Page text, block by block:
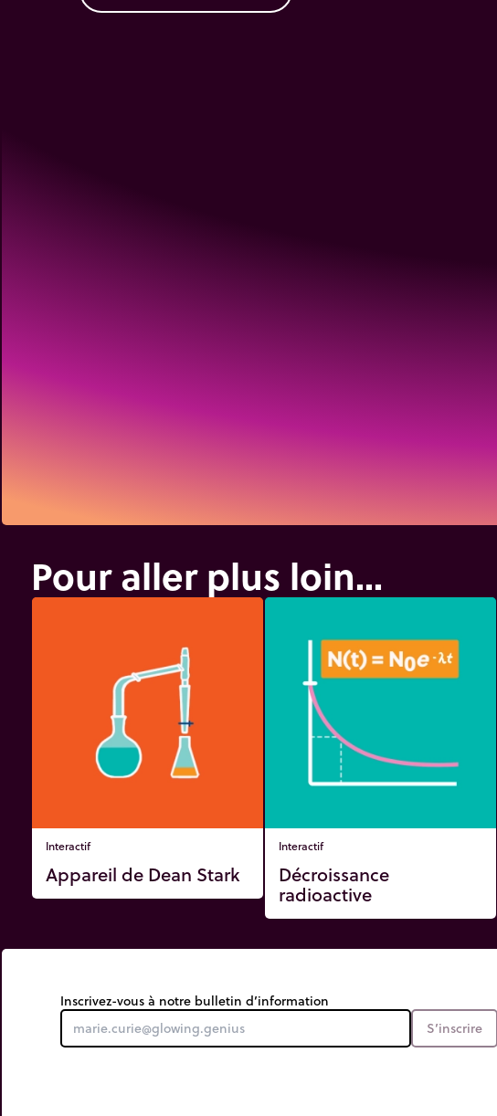
Pour aller plus loin...
Interactif
Appareil de Dean Stark
Interactif
Décroissance
radioactive
Inscrivez-vous à notre bulletin d’information
S’inscrire